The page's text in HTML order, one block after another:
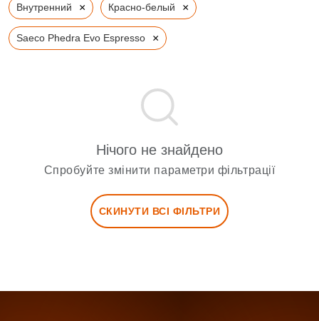
Внутренний × Красно-белый ×
Saeco Phedra Evo Espresso ×
Нічого не знайдено
Спробуйте змінити параметри фільтрації
СКИНУТИ ВСІ ФІЛЬТРИ